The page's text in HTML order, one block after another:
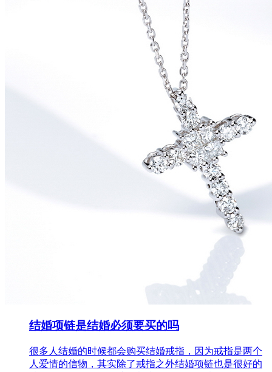
结婚项链是结婚必须要买的吗
很多人结婚的时候都会购买结婚戒指，因为戒指是两个
人爱情的信物，其实除了戒指之外结婚项链也是很好的